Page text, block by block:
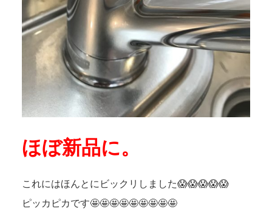
ほぼ新品に。
これにはほんとにビックリしました😱😱😱😱😱
ピッカピカです🤩🤩🤩🤩🤩🤩🤩🤩🤩